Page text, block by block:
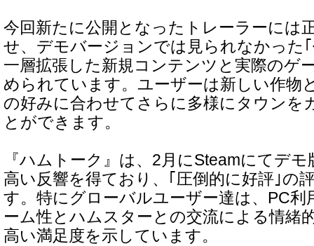
今回新たに公開となったトレーラーには
せ、デモバージョンでは見られなかった
一層拡張した新規コンテンツと実際のゲ
められています。ユーザーは新しい作物
の好みに合わせてさらに多様にタウンを
とができます。
『ハムトーク』は、2月にSteamにてデ
高い反響を得ており、｢圧倒的に好評｣の
す。特にグローバルユーザー達は、PC利
ーム性とハムスターとの交流による情緒
高い満足度を示しています。